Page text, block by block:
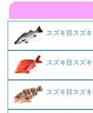
スズキ目スズ
スズキ目スズ
スズキ目スズ